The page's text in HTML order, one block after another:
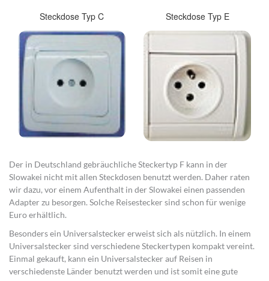
Steckdose Typ C Steckdose Typ E
Der in Deutschland gebräuchliche Steckertyp F kann in der
Slowakei nicht mit allen Steckdosen benutzt werden. Daher raten
wir dazu, vor einem Aufenthalt in der Slowakei einen passenden
Adapter zu besorgen. Solche Reisestecker sind schon für wenige
Euro erhältlich.
Besonders ein Universalstecker erweist sich als nützlich. In einem
Universalstecker sind verschiedene Steckertypen kompakt vereint.
Einmal gekauft, kann ein Universalstecker auf Reisen in
verschiedenste Länder benutzt werden und ist somit eine gute